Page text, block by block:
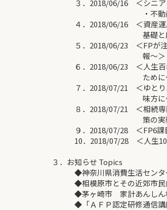
３．2018/06/16 ＜シニアラ
・不動産等
４．2018/06/16 ＜資産運用
基礎と応
５．2018/06/23 ＜FPが注目
報～＞
６．2018/06/23 ＜人生百年
ために～
７．2018/07/21 ＜ゆとりあ
味方に～
８．2018/07/21 ＜相続専門
策の実務
９．2018/07/28 ＜FP6課目
10．2018/07/28 ＜人生100
３．お知らせ Topics
◆神奈川県消費生活センター
◆相模原市とその近郊市民
◆茅ヶ崎市 家計あんしん
◆「ＡＦＰ認定研修通信講